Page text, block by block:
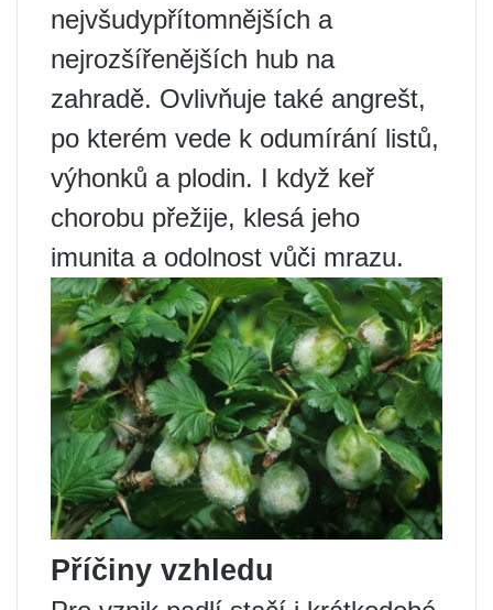
nejvšudypřítomnějších a
nejrozšířenějších hub na
zahradě. Ovlivňuje také angrešt,
po kterém vede k odumírání listů,
výhonků a plodin. I když keř
chorobu přežije, klesá jeho
imunita a odolnost vůči mrazu.
Příčiny vzhledu